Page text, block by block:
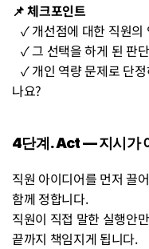
📌 체크포인트
✓ 개선점에 대한 직원
✓ 그 선택을 하게 된
   ✓ 개인 역량 문제로 단정하지 않고, 환경·구조적 요인도 점검했
나요?
4단계. Act — 지시가
직원 아이디어를 먼저 끌
함께 정합니다.
직원이 직접 말한 실행안
끝까지 책임지게 됩니다.